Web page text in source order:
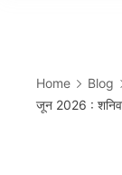
Home Blog
जून 2026 :